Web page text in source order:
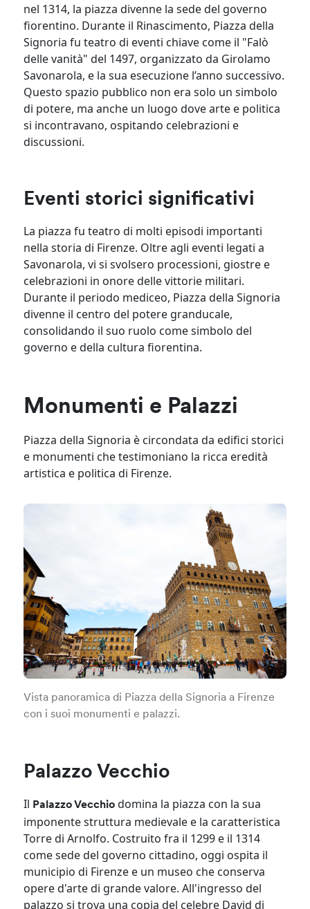
nel 1314, la piazza divenne la sede del governo
fiorentino. Durante il Rinascimento, Piazza della
Signoria fu teatro di eventi chiave come il "Falò
delle vanità" del 1497, organizzato da Girolamo
Savonarola, e la sua esecuzione l’anno successivo.
Questo spazio pubblico non era solo un simbolo
di potere, ma anche un luogo dove arte e politica
si incontravano, ospitando celebrazioni e
discussioni.
Eventi storici significativi
La piazza fu teatro di molti episodi importanti
nella storia di Firenze. Oltre agli eventi legati a
Savonarola, vi si svolsero processioni, giostre e
celebrazioni in onore delle vittorie militari.
Durante il periodo mediceo, Piazza della Signoria
divenne il centro del potere granducale,
consolidando il suo ruolo come simbolo del
governo e della cultura fiorentina.
Monumenti e Palazzi
Piazza della Signoria è circondata da edifici storici
e monumenti che testimoniano la ricca eredità
artistica e politica di Firenze.
Vista panoramica di Piazza della Signoria a Firenze
con i suoi monumenti e palazzi.
Palazzo Vecchio
Il Palazzo Vecchio domina la piazza con la sua
imponente struttura medievale e la caratteristica
Torre di Arnolfo. Costruito fra il 1299 e il 1314
come sede del governo cittadino, oggi ospita il
municipio di Firenze e un museo che conserva
opere d'arte di grande valore. All'ingresso del
palazzo si trova una copia del celebre David di